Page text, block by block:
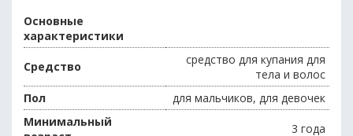
Основные
характеристики
Средство
средство для купания для
тела и волос
Пол
для мальчиков, для девочек
Минимальный
3 года